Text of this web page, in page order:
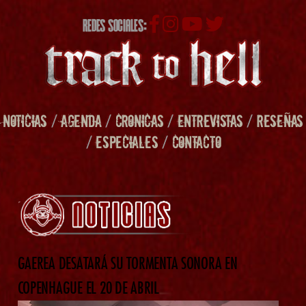
REDES SOCIALES:
NOTICIAS /AGENDA/ CRONICAS/ENTREVISTAS/RESEÑAS
/ESPECIALES/ CONTACTO
GAEREA DESATARÁ SU TORMENTA SONORA EN
COPENHAGUE EL 20 DE ABRIL